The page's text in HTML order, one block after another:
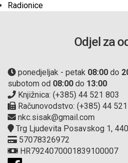
Radionice
Odjel za
ponedjeljak - petak 08:00 do
subotom od 08:00 do 13:00
Knjižnica: (+385) 44 521 803
Računovodstvo: (+385) 44
nkc.sisak@gmail.com
Trg Ljudevita Posavskog 1,
57078326972
HR7924070001839100007